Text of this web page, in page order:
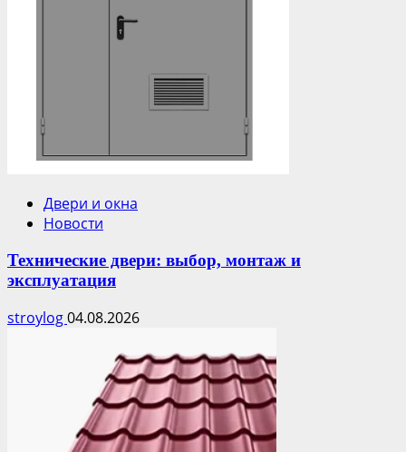
Двери и окна
Новости
Технические двери: выбор, монтаж и
эксплуатация
stroylog04.08.2026